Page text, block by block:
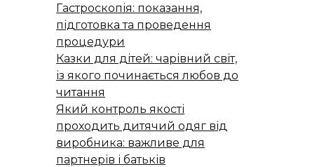
Гастроскопія: показання,
підготовка та проведення
процедури
Казки для дітей: чарівний світ,
із якого починається любов до
читання
Який контроль якості
проходить дитячий одяг від
виробника: важливе для
партнерів і батьків